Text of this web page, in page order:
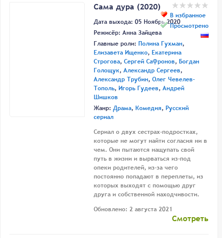
В избранное
Просмотрено
Сама дура (2020)
Дата выхода: 05 Ноябрь 2020
Режисёр: Анна Зайцева
Главные роли: Полина Гухман,
Елизавета Ищенко, Екатерина
Строгова, Сергей Сафронов, Богдан
Голощук, Александр Сергеев,
Александр Трубин, Олег Чевелев-
Тополь, Игорь Гудеев, Андрей
Шишков
Жанр: Драма, Комедия, Русский
сериал
Сериал о двух сестрах-подростках,
которые не могут найти согласия ни в
чем. Они пытаются нащупать свой
путь в жизни и вырваться из-под
опеки родителей, из-за чего
постоянно попадают в переплеты, из
которых выходят с помощью друг
друга и собственной находчивости.
Обновлено: 2 августа 2021
Смотреть